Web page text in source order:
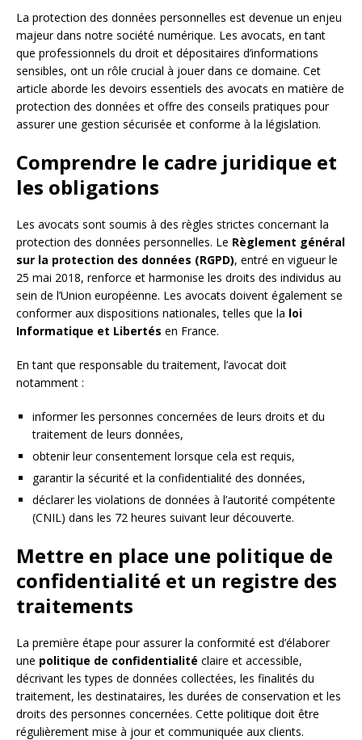
La protection des données personnelles est devenue un enjeu
majeur dans notre société numérique. Les avocats, en tant
que professionnels du droit et dépositaires d’informations
sensibles, ont un rôle crucial à jouer dans ce domaine. Cet
article aborde les devoirs essentiels des avocats en matière de
protection des données et offre des conseils pratiques pour
assurer une gestion sécurisée et conforme à la législation.
Comprendre le cadre juridique et
les obligations
Les avocats sont soumis à des règles strictes concernant la
protection des données personnelles. Le Règlement général
sur la protection des données (RGPD), entré en vigueur le
25 mai 2018, renforce et harmonise les droits des individus au
sein de l’Union européenne. Les avocats doivent également se
conformer aux dispositions nationales, telles que la loi
Informatique et Libertés en France.
En tant que responsable du traitement, l’avocat doit
notamment :
informer les personnes concernées de leurs droits et du
traitement de leurs données,
obtenir leur consentement lorsque cela est requis,
garantir la sécurité et la confidentialité des données,
déclarer les violations de données à l’autorité compétente
(CNIL) dans les 72 heures suivant leur découverte.
Mettre en place une politique de
confidentialité et un registre des
traitements
La première étape pour assurer la conformité est d’élaborer
une politique de confidentialité claire et accessible,
décrivant les types de données collectées, les finalités du
traitement, les destinataires, les durées de conservation et les
droits des personnes concernées. Cette politique doit être
régulièrement mise à jour et communiquée aux clients.